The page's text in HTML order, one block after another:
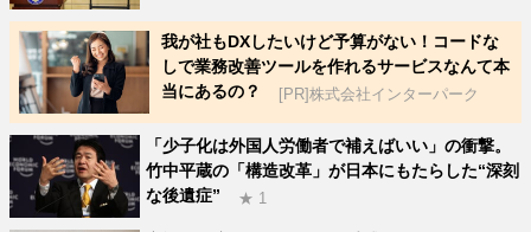
我が社もDXしたいけど予算がない！コードな
しで業務改善ツールを作れるサービスなんて本
当にあるの？
[PR]株式会社インターパーク
「少子化は外国人労働者で補えばいい」の衝撃。
竹中平蔵の「構造改革」が日本にもたらした“深刻
な後遺症”
★ 1